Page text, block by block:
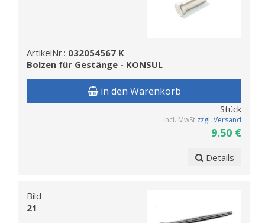
ArtikelNr.: 032054567 K
Bolzen für Gestänge - KONSUL
in den Warenkorb
Stück
incl. MwSt zzgl. Versand
9.50 €
Details
Bild
21